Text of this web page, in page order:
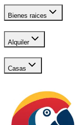
Bienes raices
Alquiler
Casas